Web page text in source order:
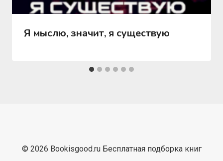
Я мыслю, значит, я существую
© 2026 Bookisgood.ru Бесплатная подборка книг